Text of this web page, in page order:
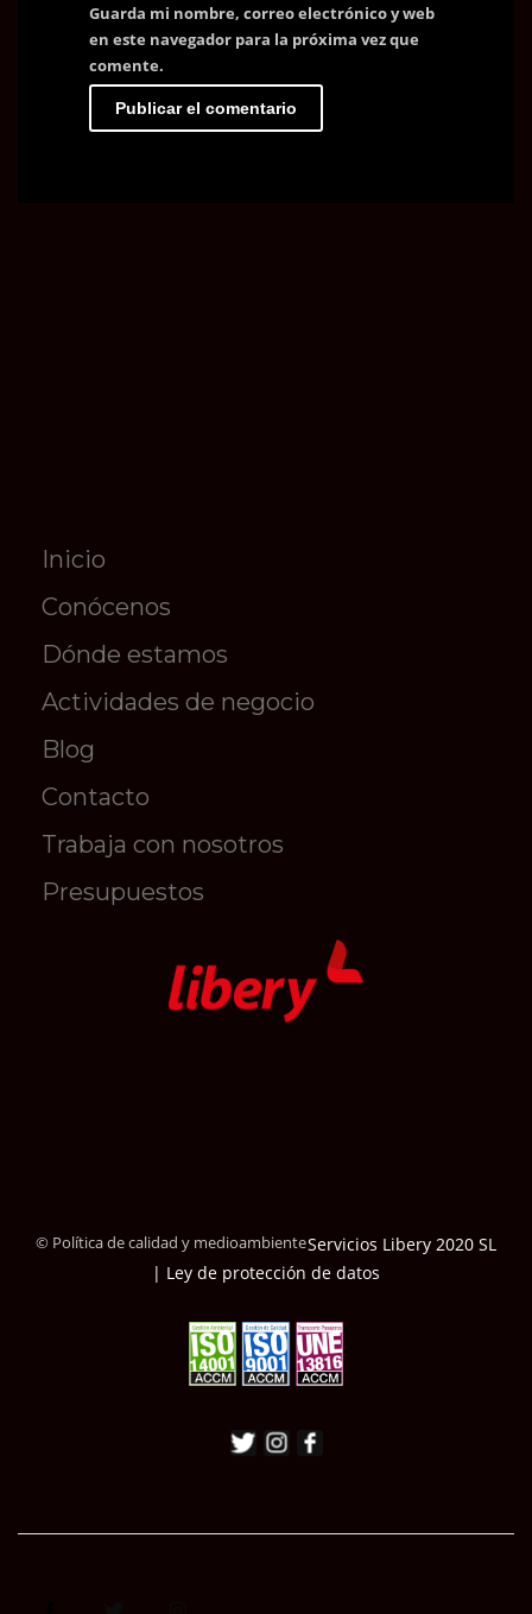
Guarda mi nombre, correo electrónico y web
en este navegador para la próxima vez que
comente.
Inicio
Conócenos
Dónde estamos
Actividades de negocio
Blog
Contacto
Trabaja con nosotros
Presupuestos
© Política de calidad y medioambienteServicios Libery 2020 SL
| Ley de protección de datos